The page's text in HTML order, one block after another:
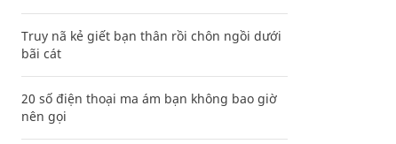
Truy nã kẻ giết bạn thân rồi chôn ngồi dưới
bãi cát
20 số điện thoại ma ám bạn không bao giờ
nên gọi